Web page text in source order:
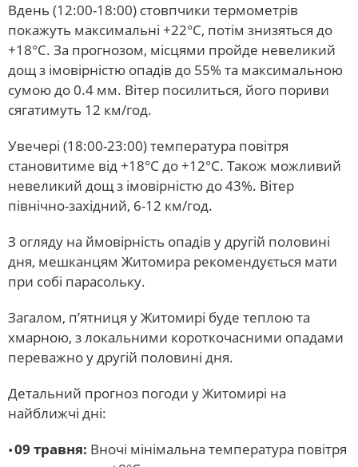
Вдень (12:00-18:00) стовпчики термометрів
покажуть максимальні +22°С, потім знизяться до
+18°С. За прогнозом, місцями пройде невеликий
дощ з імовірністю опадів до 55% та максимальною
сумою до 0.4 мм. Вітер посилиться, його пориви
сягатимуть 12 км/год.
Увечері (18:00-23:00) температура повітря
становитиме від +18°С до +12°С. Також можливий
невеликий дощ з імовірністю до 43%. Вітер
північно-західний, 6-12 км/год.
З огляду на ймовірність опадів у другій половині
дня, мешканцям Житомира рекомендується мати
при собі парасольку.
Загалом, п’ятниця у Житомирі буде теплою та
хмарною, з локальними короткочасними опадами
переважно у другій половині дня.
Детальний прогноз погоди у Житомирі на
найближчі дні:
09 травня: Вночі мінімальна температура повітря